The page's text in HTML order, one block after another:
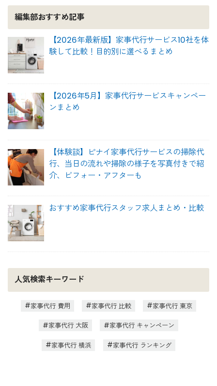
編集部おすすめ記事
【2026年最新版】家事代行サービス10社を体
験して比較！目的別に選べるまとめ
【2026年5月】家事代行サービスキャンペー
ンまとめ
【体験談】ピナイ家事代行サービスの掃除代
行、当日の流れや掃除の様子を写真付きで紹
介、ビフォー・アフターも
おすすめ家事代行スタッフ求人まとめ・比較
人気検索キーワード
家事代行 費用 家事代行 比較 家事代行 東京
家事代行 大阪 家事代行 キャンペーン
家事代行 横浜 家事代行 ランキング